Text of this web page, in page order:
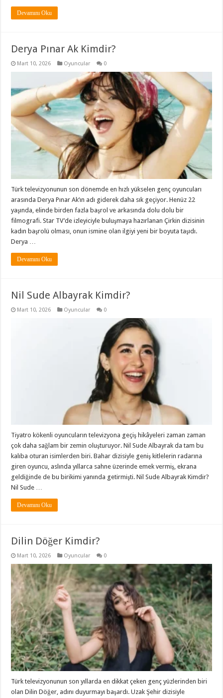
Devamını Oku
Derya Pınar Ak Kimdir?
Mart 10, 2026 Oyuncular 0
Türk televizyonunun son dönemde en hızlı yükselen genç oyuncuları
arasında Derya Pınar Ak’ın adı giderek daha sık geçiyor. Henüz 22
yaşında, elinde birden fazla başrol ve arkasında dolu dolu bir
filmografi. Star TV’de izleyiciyle buluşmaya hazırlanan Çirkin dizisinin
kadın başrolü olması, onun ismine olan ilgiyi yeni bir boyuta taşıdı.
Derya …
Devamını Oku
Nil Sude Albayrak Kimdir?
Mart 10, 2026 Oyuncular 0
Tiyatro kökenli oyuncuların televizyona geçiş hikâyeleri zaman zaman
çok daha sağlam bir zemin oluşturuyor. Nil Sude Albayrak da tam bu
kalıba oturan isimlerden biri. Bahar dizisiyle geniş kitlelerin radarına
giren oyuncu, aslında yıllarca sahne üzerinde emek vermiş, ekrana
geldiğinde de bu birikimi yanında getirmişti. Nil Sude Albayrak Kimdir?
Nil Sude …
Devamını Oku
Dilin Döğer Kimdir?
Mart 10, 2026 Oyuncular 0
Türk televizyonunun son yıllarda en dikkat çeken genç yüzlerinden biri
olan Dilin Döğer, adını duyurmayı başardı. Uzak Şehir dizisiyle